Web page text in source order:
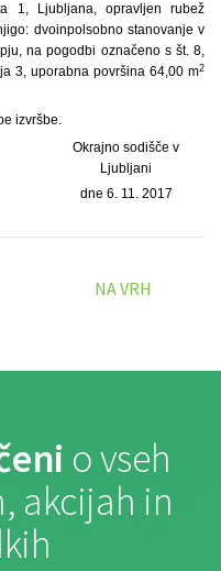
1, Ljubljana, opravljen rubež
dvoinpolsobno stanovanje v
na pogodbi označeno s št. 8,
3, uporabna površina 64,00 m2
izvršbe.
Okrajno sodišče v
Ljubljani
dne 6. 11. 2017
NA VRH
o vseh
akcijah in